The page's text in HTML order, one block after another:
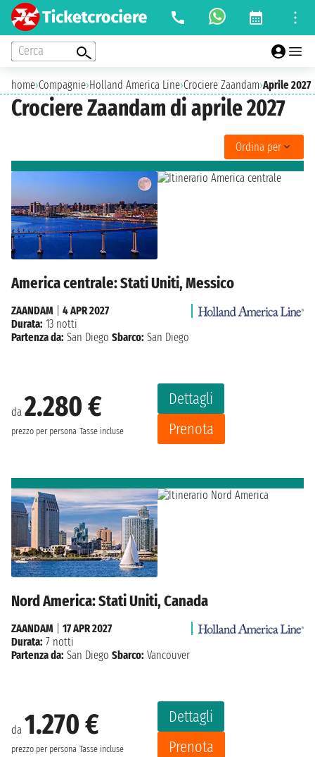
Cerca
home›Compagnie›Holland America Line›Crociere Zaandam›Aprile 2027
Crociere Zaandam di aprile 2027
Ordina per
America centrale: Stati Uniti, Messico
da 2.280 €
prezzo per persona Tasse incluse
Dettagli
Prenota
ZAANDAM
4 APR 2027
Durata: 13 notti
Partenza da: San Diego Sbarco: San Diego
Nord America: Stati Uniti, Canada
da 1.270 €
prezzo per persona Tasse incluse
Dettagli
Prenota
ZAANDAM
17 APR 2027
Durata: 7 notti
Partenza da: San Diego Sbarco: Vancouver